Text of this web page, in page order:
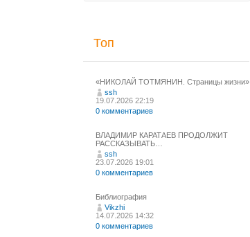
Топ
«НИКОЛАЙ ТОТМЯНИН. Страницы жизни»
ssh
19.07.2026 22:19
0 комментариев
ВЛАДИМИР КАРАТАЕВ ПРОДОЛЖИТ
РАССКАЗЫВАТЬ…
ssh
23.07.2026 19:01
0 комментариев
Библиография
Vikzhi
14.07.2026 14:32
0 комментариев